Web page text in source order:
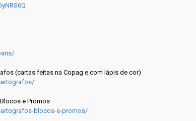
(cartas feitas na Copag e com lápis de cor)
e Promos
blocos-e-promos/